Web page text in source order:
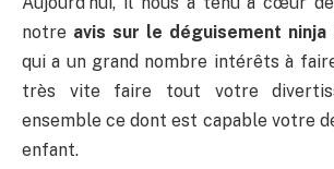
notre avis sur le déguisement ninja
qui a un grand nombre intérêts à
très vite faire tout votre
ensemble ce dont est capable votre
enfant.